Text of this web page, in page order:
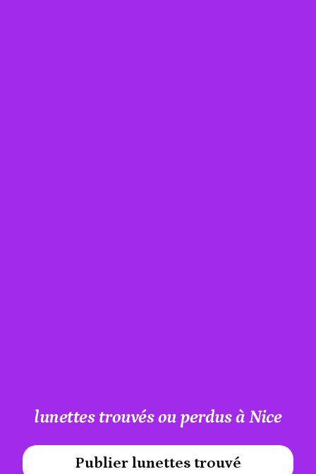
lunettes trouvés ou perdus à Nice
Publier lunettes trouvé
#A12AEB